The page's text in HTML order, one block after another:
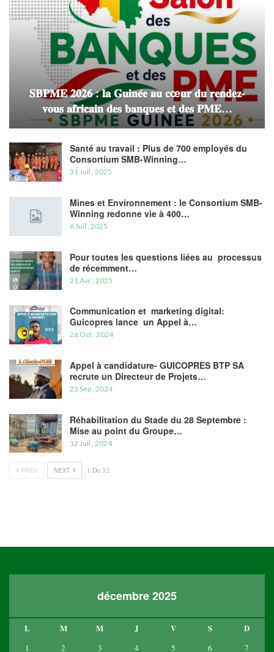
𝐒𝐁𝐏𝐌𝐄 𝟐𝟎𝟐𝟔 : 𝐥𝐚 𝐆𝐮𝐢𝐧𝐞́𝐞 𝐚𝐮 𝐜œ𝐮𝐫 𝐝𝐮 𝐫𝐞𝐧𝐝𝐞𝐳-
𝐯𝐨𝐮𝐬 𝐚𝐟𝐫𝐢𝐜𝐚𝐢𝐧 𝐝𝐞𝐬 𝐛𝐚𝐧𝐪𝐮𝐞𝐬 𝐞𝐭 𝐝𝐞𝐬 𝐏𝐌𝐄…
Santé au travail : Plus de 700 employés du
Consortium SMB-Winning…
31 Juil , 2025
Mines et Environnement : le Consortium SMB-
Winning redonne vie à 400…
6 Juil , 2025
Pour toutes les questions liées au processus
de récemment…
21 Avr , 2025
Communication et marketing digital:
Guicopres lance un Appel à…
26 Oct , 2024
Appel à candidature- GUICOPRES BTP SA
recrute un Directeur de Projets…
23 Sep , 2024
Réhabilitation du Stade du 28 Septembre :
Mise au point du Groupe…
12 Juil , 2024
PREV NEXT 1 De 32
décembre 2025
L M M J V S D
1 2 3 4 5 6
7